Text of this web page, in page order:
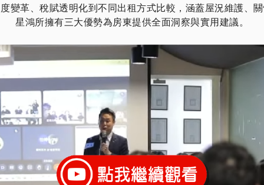
變革、稅賦透明化到不同出租方式比較，涵蓋屋況維護、
星鴻所擁有三大優勢為房東提供全面洞察與實用建議。